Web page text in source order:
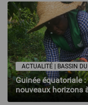
ACTUALITÉ | BASSIN
Guinée équatoriale
nouveaux horizons